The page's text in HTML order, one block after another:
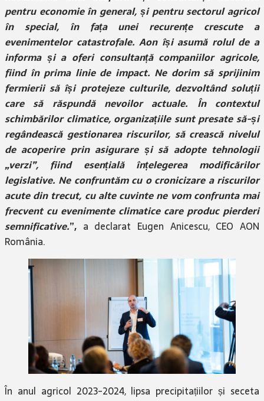
pentru economie în general, și pentru sectorul agricol
în special, în fața unei recurențe crescute a
evenimentelor catastrofale. Aon își asumă rolul de a
informa și a oferi consultanță companiilor agricole,
fiind în prima linie de impact. Ne dorim să sprijinim
fermierii să își protejeze culturile, dezvoltând soluții
care să răspundă nevoilor actuale. În contextul
schimbărilor climatice, organizațiile sunt presate să-și
regândească gestionarea riscurilor, să crească nivelul
de acoperire prin asigurare și să adopte tehnologii
„verzi”, fiind esențială înțelegerea modificărilor
legislative. Ne confruntăm cu o cronicizare a riscurilor
acute din trecut, cu alte cuvinte ne vom confrunta mai
frecvent cu evenimente climatice care produc pierderi
semnificative.”, a declarat Eugen Anicescu, CEO AON
România.
În anul agricol 2023-2024, lipsa precipitațiilor și seceta